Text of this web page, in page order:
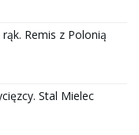
Remis z Polonią
Stal Mielec